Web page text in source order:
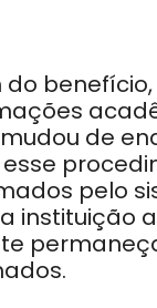
de
pelo
instituição